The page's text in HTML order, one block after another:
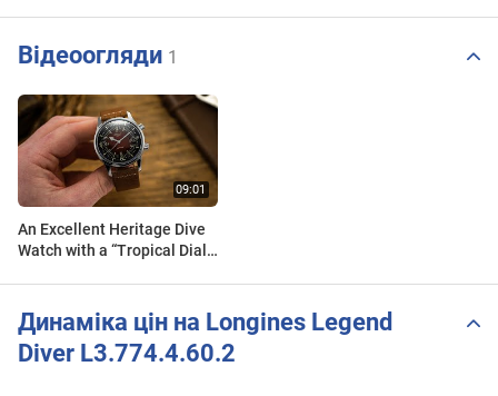
Відеоогляди 1
An Excellent Heritage Dive
Watch with a “Tropical Dial”
Динаміка цін на Longines Legend
Diver L3.774.4.60.2